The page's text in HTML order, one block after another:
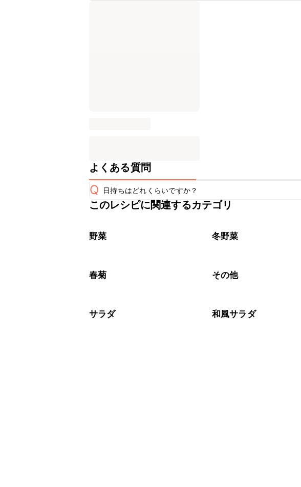
よくある質問
Q 日持ちはどれくらいですか？
保存期間は冷蔵で当日中が目安です。なるべくお早めにお召
※日持ちは目安です。
このレシピに関連するカテゴリ
野菜 冬野菜
春菊 その他
サラダ 和風サラダ